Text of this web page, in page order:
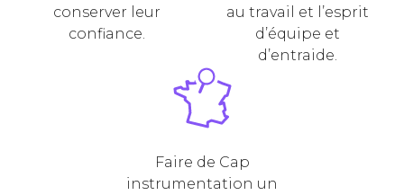
conserver leur
confiance.
au travail et l’esprit
d’équipe et
d’entraide.
Faire de Cap
instrumentation un